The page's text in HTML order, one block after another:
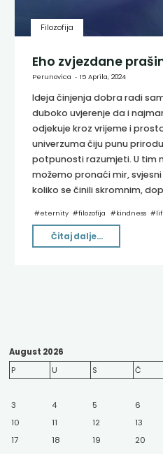
Filozofija
Eho zvjezdane
Perunovica 15 Aprila, 2024
Ideja činjenja dobra radi
duboko uvjerenje da i
odjekuje kroz vrijeme i
univerzuma čiju punu
potpunosti razumjeti. U tim
možemo pronaći mir,
koliko se činili skromnim,
#eternity #filozofija #kindness #
Čitaj dalje...
zvjezdane
August 2026
P
U S Č
3
4 5 6
10
11 12 13
17
18 19 20